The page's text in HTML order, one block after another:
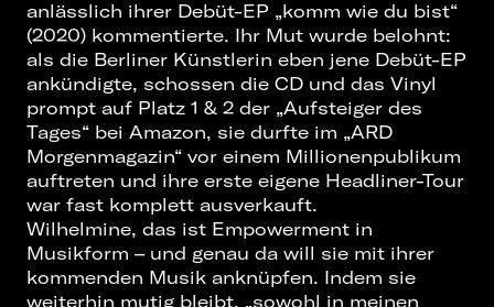
anlässlich ihrer Debüt-EP „komm wie du bist“
(2020) kommentierte. Ihr Mut wurde belohnt:
als die Berliner Künstlerin eben jene Debüt-EP
ankündigte, schossen die CD und das Vinyl
prompt auf Platz 1 & 2 der „Aufsteiger des
Tages“ bei Amazon, sie durfte im „ARD
Morgenmagazin“ vor einem Millionenpublikum
auftreten und ihre erste eigene Headliner-Tour
war fast komplett ausverkauft.
Wilhelmine, das ist Empowerment in
Musikform – und genau da will sie mit ihrer
kommenden Musik anknüpfen. Indem sie
weiterhin mutig bleibt, „sowohl in meinen